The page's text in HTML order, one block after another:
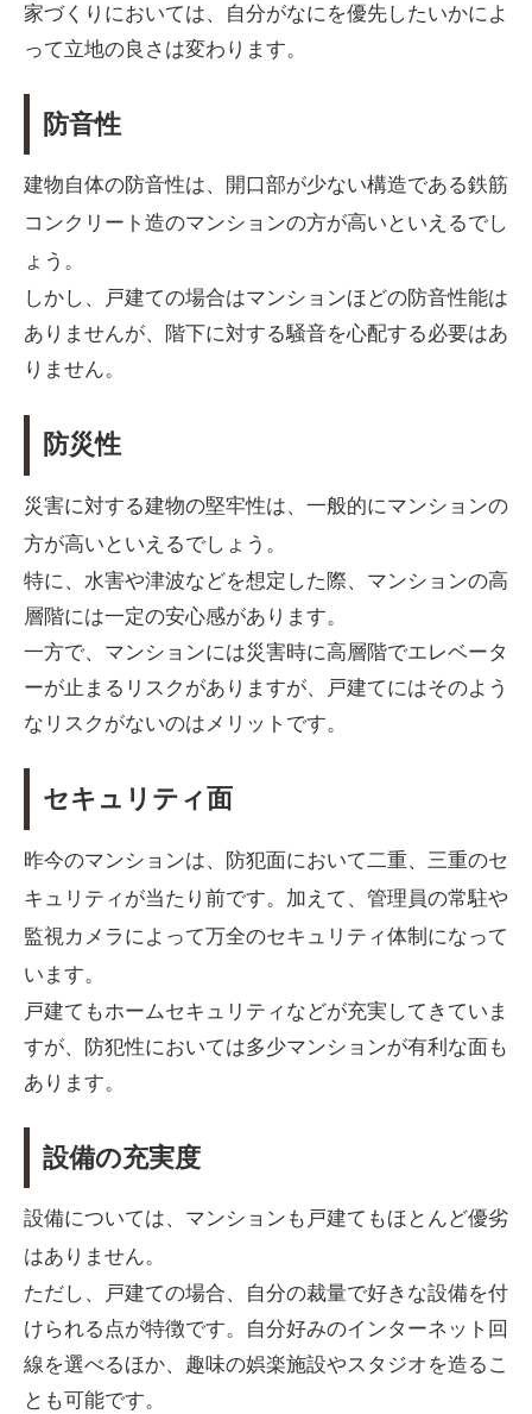
家づくりにおいては、自分がなにを優先したいかによ
って立地の良さは変わります。
防音性
建物自体の防音性は、開口部が少ない構造である鉄筋
コンクリート造のマンションの方が高いといえるでし
ょう。
しかし、戸建ての場合はマンションほどの防音性能は
ありませんが、階下に対する騒音を心配する必要はあ
りません。
防災性
災害に対する建物の堅牢性は、一般的にマンションの
方が高いといえるでしょう。
特に、水害や津波などを想定した際、マンションの高
層階には一定の安心感があります。
一方で、マンションには災害時に高層階でエレベータ
ーが止まるリスクがありますが、戸建てにはそのよう
なリスクがないのはメリットです。
セキュリティ面
昨今のマンションは、防犯面において二重、三重のセ
キュリティが当たり前です。加えて、管理員の常駐や
監視カメラによって万全のセキュリティ体制になって
います。
戸建てもホームセキュリティなどが充実してきていま
すが、防犯性においては多少マンションが有利な面も
あります。
設備の充実度
設備については、マンションも戸建てもほとんど優劣
はありません。
ただし、戸建ての場合、自分の裁量で好きな設備を付
けられる点が特徴です。自分好みのインターネット回
線を選べるほか、趣味の娯楽施設やスタジオを造るこ
とも可能です。